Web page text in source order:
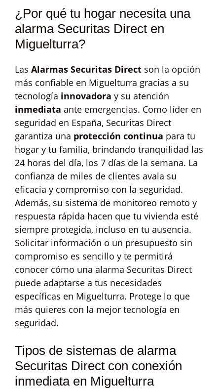
¿Por qué tu hogar necesita una
alarma Securitas Direct en
Miguelturra?
Las Alarmas Securitas Direct son la opción
más confiable en Miguelturra gracias a su
tecnología innovadora y su atención
inmediata ante emergencias. Como líder en
seguridad en España, Securitas Direct
garantiza una protección continua para tu
hogar y tu familia, brindando tranquilidad las
24 horas del día, los 7 días de la semana. La
confianza de miles de clientes avala su
eficacia y compromiso con la seguridad.
Además, su sistema de monitoreo remoto y
respuesta rápida hacen que tu vivienda esté
siempre protegida, incluso en tu ausencia.
Solicitar información o un presupuesto sin
compromiso es sencillo y te permitirá
conocer cómo una alarma Securitas Direct
puede adaptarse a tus necesidades
específicas en Miguelturra. Protege lo que
más quieres con la mejor tecnología en
seguridad.
Tipos de sistemas de alarma
Securitas Direct con conexión
inmediata en Miguelturra